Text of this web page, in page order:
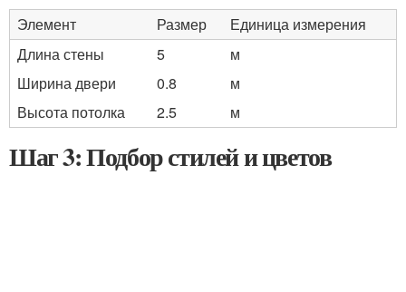
Элемент
Размер
Единица измерения
Длина стены
5
м
Ширина двери
0.8
м
Высота потолка
2.5 м
Шаг 3: Подбор стилей и цветов